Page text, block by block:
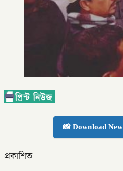
📸 Download
প্রকাশিত